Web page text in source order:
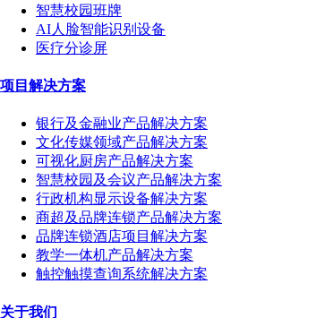
智慧校园班牌
AI人脸智能识别设备
医疗分诊屏
项目解决方案
银行及金融业产品解决方案
文化传媒领域产品解决方案
可视化厨房产品解决方案
智慧校园及会议产品解决方案
行政机构显示设备解决方案
商超及品牌连锁产品解决方案
品牌连锁酒店项目解决方案
教学一体机产品解决方案
触控触摸查询系统解决方案
关于我们